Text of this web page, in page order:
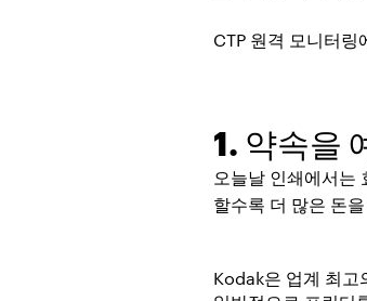
CTP 원격 모니터
1. 약속을
오늘날 인쇄에서는
할수록 더 많은 돈
Kodak은 업계 최고